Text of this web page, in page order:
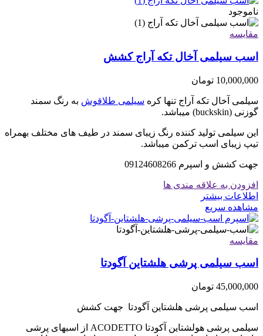
ناموجود
مقایسه
اسب سیلمی آخال تکه آراج کشش
10,000,000 تومان
سیلمی آخال تکه آراج تنها کره سیلمی طلاقوش به رنگ سمند
گوزنی (buckskin) میباشد.
این سیلمی تولید کننده رنگ زیبای سمند در طیف های مختلف بهمراه
تیپ زیبای اسب ترکمن میباشد.
جهت کشش و اسپرم 09124608266
افزودن به علاقه مندی ها
اطلاعات بیشتر
مشاهده سریع
مقایسه
اسب سیلمی پرشی هلشتاین آگودتا
45,000,000 تومان
اسب سیلمی پرشی هلشتاین آگودتا جهت کشش
سیلمی پرشی هولشتاین آکودتا ACODETTO از اسبهای پرشی